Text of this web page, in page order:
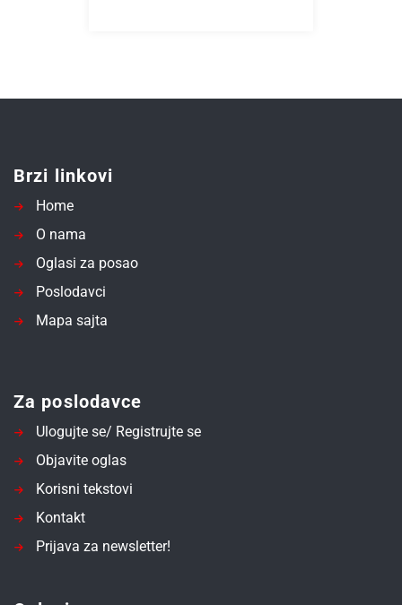
Brzi linkovi
Home
O nama
Oglasi za posao
Poslodavci
Mapa sajta
Za poslodavce
Ulogujte se/ Registrujte se
Objavite oglas
Korisni tekstovi
Kontakt
Prijava za newsletter!